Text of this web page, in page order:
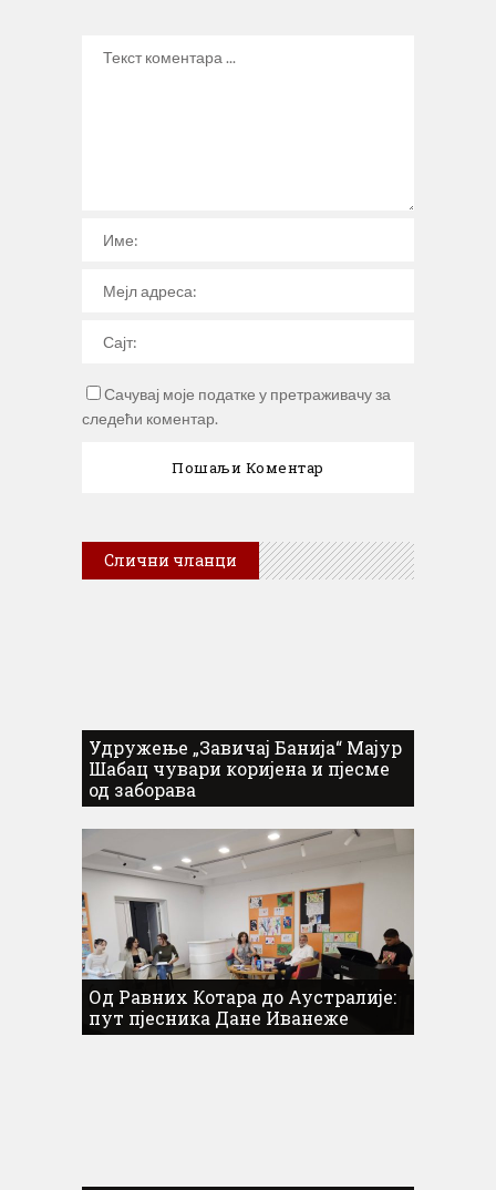
Сачувај моје податке у претраживачу за
следећи коментар.
Слични чланци
Удружење „Завичај Банија“ Мајур
Шабац чувари коријена и пјесме
од заборава
Од Равних Котара до Аустралије:
пут пјесника Дане Иванеже